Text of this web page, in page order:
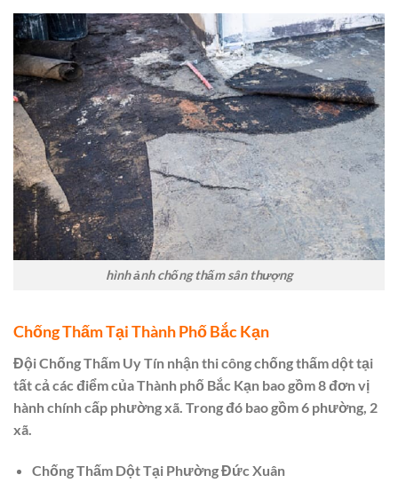
hình ảnh chống thấm sân thượng
Chống Thấm Tại Thành Phố Bắc Kạn
Đội Chống Thấm Uy Tín nhận thi công chống thấm dột tại
tất cả các điểm của Thành phố Bắc Kạn bao gồm 8 đơn vị
hành chính cấp phường xã. Trong đó bao gồm 6 phường, 2
xã.
Chống Thấm Dột Tại Phường Đức Xuân